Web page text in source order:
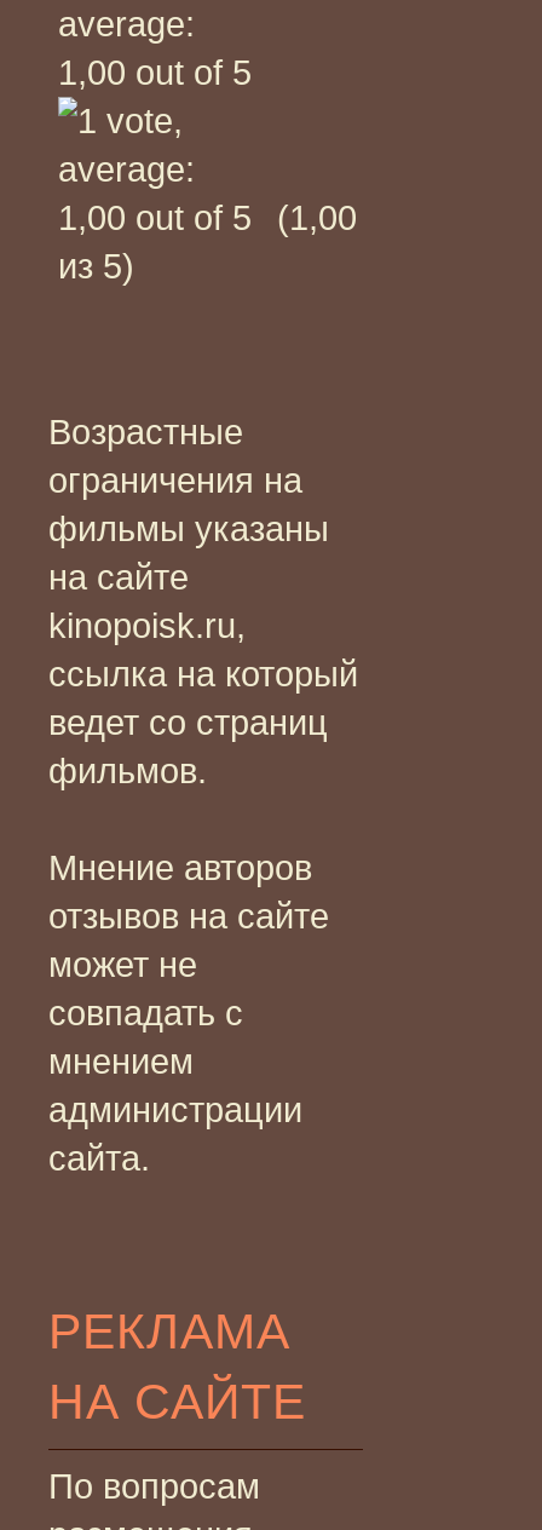
(1,00
из 5)
Возрастные
ограничения на
фильмы указаны
на сайте
kinopoisk.ru,
ссылка на который
ведет со страниц
фильмов.
Мнение авторов
отзывов на сайте
может не
совпадать с
мнением
администрации
сайта.
РЕКЛАМА
НА САЙТЕ
По вопросам